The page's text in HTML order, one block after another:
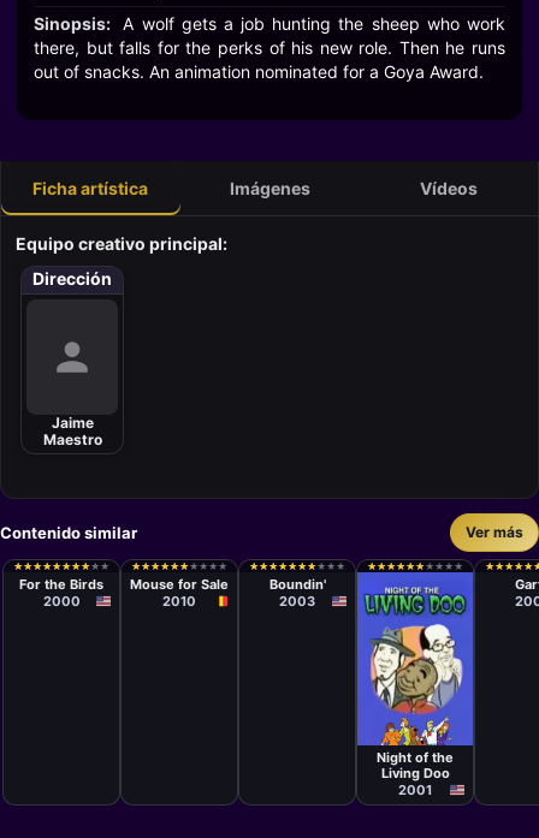
Sinopsis: A wolf gets a job hunting the sheep who work
there, but falls for the perks of his new role. Then he runs
out of snacks. An animation nominated for a Goya Award.
Ficha artística Imágenes Vídeos
Equipo creativo principal:
Dirección
Jaime
Maestro
Contenido similar Ver más
★
★★
★★
★★
★★
★★
★★
★★
★★
★ ★
★
Ralph
Eggleston
For the Birds
2000
★
★★
★★
★★
★★
★★
★★
★ ★
★ ★
★ ★
★
Wouter
Bongaerts
Mouse for Sale
2010
★
★★
★★
★★
★★
★★
★★
★★
★ ★
★ ★
★
Bud Luckey,
Roger Gould
Boundin'
2003
★
★★
★★
★★
★★
★★
★★
★ ★
★ ★
★ ★
★
Cortometraje
Jeffrey G.
Olsen, Casper
Kelly
Night of the
Living Doo
2001
★
★★
★★
★★
★★
★
Luis